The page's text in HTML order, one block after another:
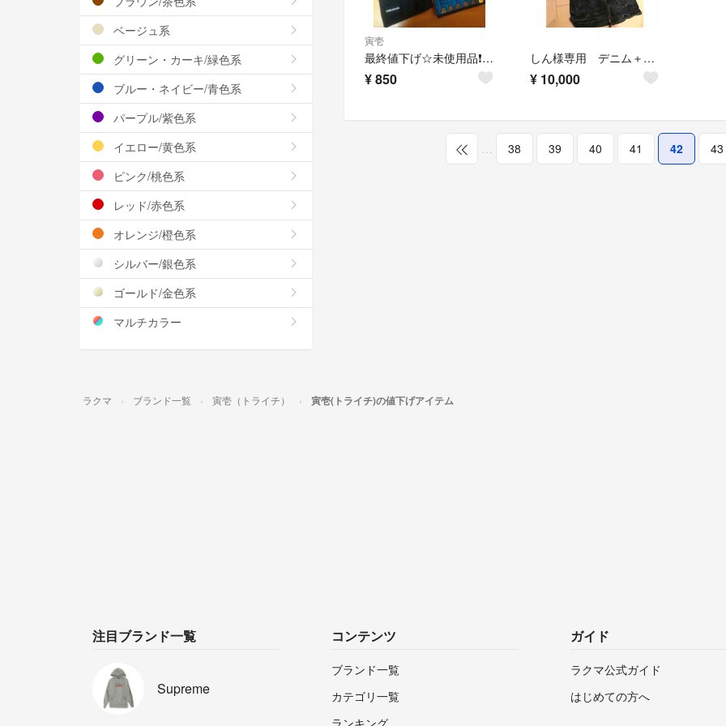
寅壱
最終値下げ☆未使用品❗貴重❗寅壱 手甲 ３Ｌ
¥850
しん様専用 デニム＋ハイコーキ
¥ 10,000
… 38 39 40 41 42 43
ベージュ系
グリーン・カーキ/緑色系
ブルー・ネイビー/青色系
パープル/紫色系
イエロー/黄色系
ピンク/桃色系
レッド/赤色系
オレンジ/橙色系
シルバー/銀色系
ゴールド/金色系
マルチカラー
ラクマ ブランド一覧 寅壱（トライチ） 寅壱(トライチ)の値下げアイテム
注目ブランド一覧
Supreme
コンテンツ
ブランド一覧
カテゴリ一覧
ランキング
ガイド
ラクマ公式ガイド
はじめての方へ